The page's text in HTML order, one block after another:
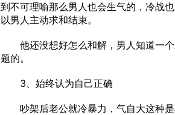
到不可理喻那么男人也会生气的，冷战
以男人主动求和结束。
他还没想好怎么和解，男人知道一个
题的。
3、始终认为自己正确
吵架后老公就冷暴力，气自大这种是